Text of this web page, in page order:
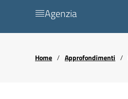
Agenzia
Home Approfondimenti